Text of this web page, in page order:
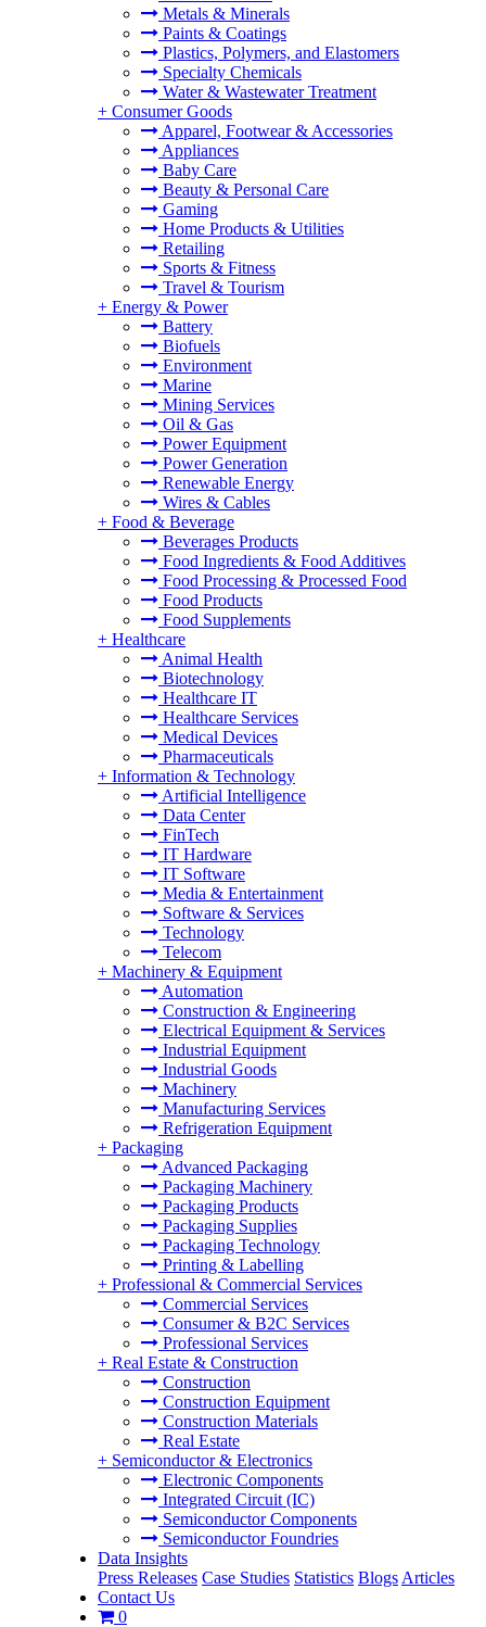
Metals & Minerals
Paints & Coatings
Plastics, Polymers, and Elastomers
Specialty Chemicals
Water & Wastewater Treatment
+ Consumer Goods
Apparel, Footwear & Accessories
Appliances
Baby Care
Beauty & Personal Care
Gaming
Home Products & Utilities
Retailing
Sports & Fitness
Travel & Tourism
+ Energy & Power
Battery
Biofuels
Environment
Marine
Mining Services
Oil & Gas
Power Equipment
Power Generation
Renewable Energy
Wires & Cables
+ Food & Beverage
Beverages Products
Food Ingredients & Food Additives
Food Processing & Processed Food
Food Products
Food Supplements
+ Healthcare
Animal Health
Biotechnology
Healthcare IT
Healthcare Services
Medical Devices
Pharmaceuticals
+ Information & Technology
Artificial Intelligence
Data Center
FinTech
IT Hardware
IT Software
Media & Entertainment
Software & Services
Technology
Telecom
+ Machinery & Equipment
Automation
Construction & Engineering
Electrical Equipment & Services
Industrial Equipment
Industrial Goods
Machinery
Manufacturing Services
Refrigeration Equipment
+ Packaging
Advanced Packaging
Packaging Machinery
Packaging Products
Packaging Supplies
Packaging Technology
Printing & Labelling
+ Professional & Commercial Services
Commercial Services
Consumer & B2C Services
Professional Services
+ Real Estate & Construction
Construction
Construction Equipment
Construction Materials
Real Estate
+ Semiconductor & Electronics
Electronic Components
Integrated Circuit (IC)
Semiconductor Components
Semiconductor Foundries
Data Insights
Press Releases Case Studies Statistics Blogs Articles
Contact Us
0